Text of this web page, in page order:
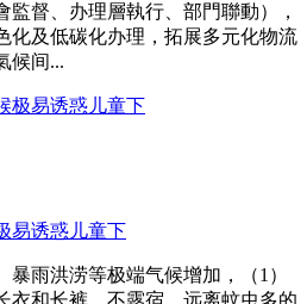
督、办理層執行、部門聯動），
化及低碳化办理，拓展多元化物流
候间...
易诱惑儿童下
雨洪涝等极端气候增加，（1）
衣和长裤、不露宿、远离蚊虫多的